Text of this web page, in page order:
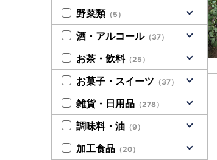
野菜類 （5）
酒・アルコール（37）
お茶・飲料（25）
お菓子・スイーツ （37）
雑貨・日用品 （278）
調味料・油 （9）
加工食品 （20）